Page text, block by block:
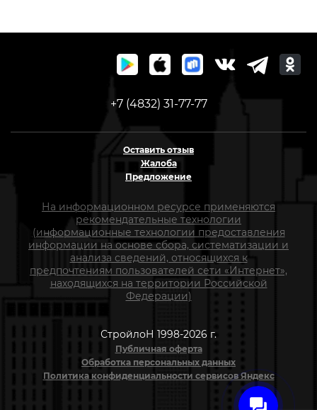
+7 (4832) 31-77-77
Оставить отзыв
Жалоба
Предложение
На информационном ресурсе применяются
рекомендательные технологии
(информационные технологии предоставления
информации на основе сбора, систематизации и
анализа сведений, относящихся к
предпочтениям пользователей сети «Интернет»,
находящихся на территории Российской
Федерации)
СтройлоН 1998-2026 г.
Публичная оферта
Обработка персональных данных
Политика конфиденциальности сервисов Яндекс